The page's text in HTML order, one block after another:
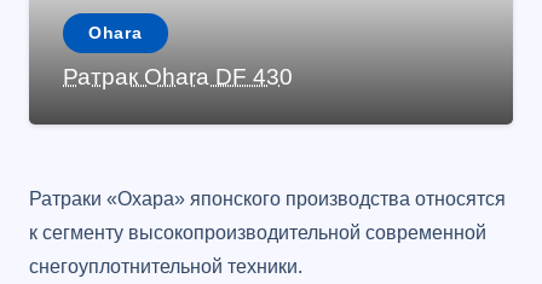
Ohara
Ратрак Ohara DF 430
Ратраки «Охара» японского производства относятся
к сегменту высокопроизводительной современной
снегоуплотнительной техники.